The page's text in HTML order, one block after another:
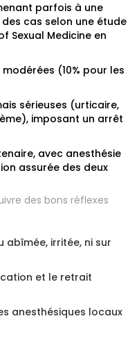
parfois à une
cas selon une étude
Sexual Medicine en
(10% pour les
sérieuses (urticaire,
imposant un arrêt
avec anesthésie
assurée des deux
des bons réflexes
abîmée, irritée, ni sur
et le retrait
anesthésiques locaux